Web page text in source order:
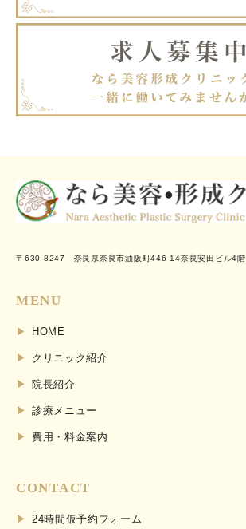
〒630-8247 奈良県奈良市油阪町446-14奈良安田ビル4階
MENU
HOME
クリニック紹介
院長紹介
診療メニュー
費用・料金案内
CONTACT
24時間仮予約フォーム